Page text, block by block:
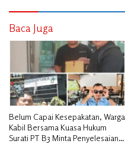
Baca Juga
Belum Capai Kesepakatan, Warga
Kabil Bersama Kuasa Hukum
Surati PT B3 Minta Penyelesaian